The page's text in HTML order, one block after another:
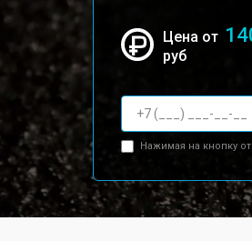
Цена от
руб
Нажимая на кнопку